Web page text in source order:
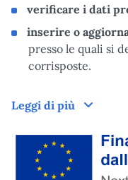
verificare i dati
inserire o
presso le quali si
corrisposte.
Leggi di più
Finanziato dall'Unione